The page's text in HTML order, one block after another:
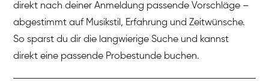
direkt nach deiner Anmeldung passende Vorschläge –
abgestimmt auf Musikstil, Erfahrung und Zeitwünsche.
So sparst du dir die langwierige Suche und kannst
direkt eine passende Probestunde buchen.